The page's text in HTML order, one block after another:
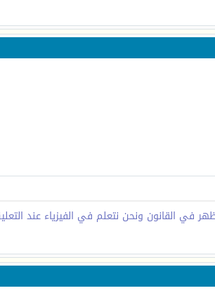
في القانون ونحن نتعلم في الفيزياء عند